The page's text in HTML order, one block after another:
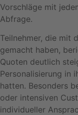
Vorschläge mit
Abfrage.
Teilnehmer, die mit
gemacht haben,
Quoten deutlich
Personalisierung in
hatten. Besonders
oder intensiven
individueller